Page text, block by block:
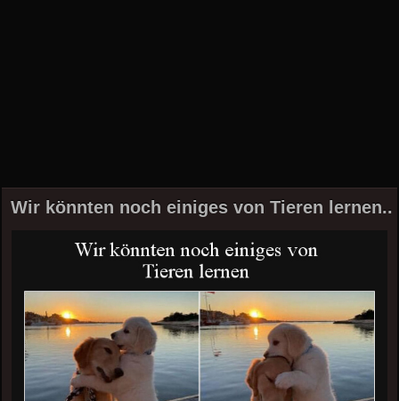
Wir könnten noch einiges von Tieren lernen..